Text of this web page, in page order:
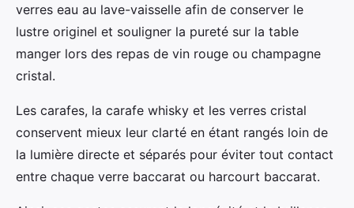
verres eau au lave-vaisselle afin de conserver le
lustre originel et souligner la pureté sur la table
manger lors des repas de vin rouge ou champagne
cristal.
Les carafes, la carafe whisky et les verres cristal
conservent mieux leur clarté en étant rangés loin de
la lumière directe et séparés pour éviter tout contact
entre chaque verre baccarat ou harcourt baccarat.